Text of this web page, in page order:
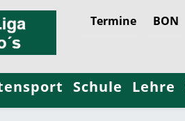
Termine BON
Schule Lehre